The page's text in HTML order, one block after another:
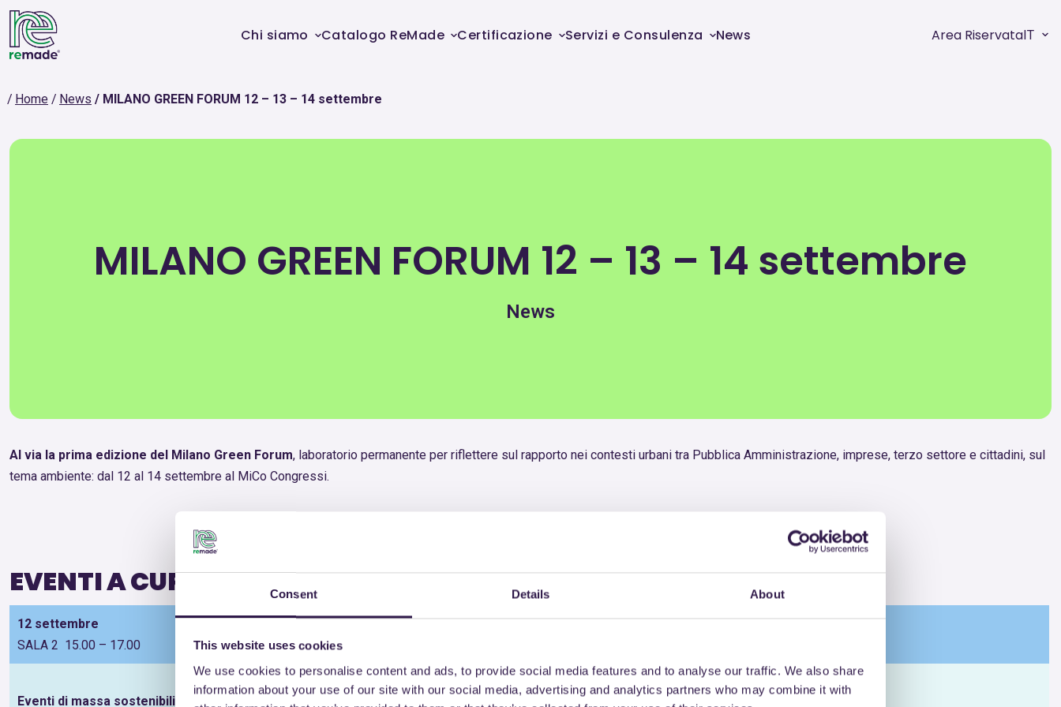
Consent Details About
This website uses cookies
We use cookies to personalise content and ads, to provide social media features and to analyse our traffic. We also share
information about your use of our site with our social media, advertising and analytics partners who may combine it with
Chi siamo Catalogo ReMade Certificazione Servizi e Consulenza News Area RiservataIT
Home News MILANO GREEN FORUM 12 – 13 – 14 settembre
MILANO GREEN FORUM 12 – 13 – 14 settembre
News
Al via la prima edizione del Milano Green Forum, laboratorio permanente per riflettere sul rapporto nei contesti urbani tra Pubblica Amministrazione, imprese, terzo settore e cittadini, sul
tema ambiente: dal 12 al 14 settembre al MiCo Congressi.
EVENTI A CURA DI REMADE IN ITALY:
12 settembre
SALA 2 15.00 – 17.00
13 settembre
Eventi di massa sostenibili? Si può fare!
Green Public Procurement: quali sono i
prodotti “CAM conformi”?